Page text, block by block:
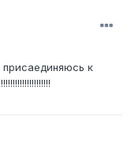
присаединяюсь к